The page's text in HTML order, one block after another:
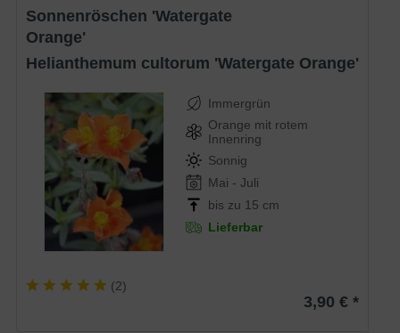
Sonnenröschen 'Watergate
Orange'
Helianthemum cultorum 'Watergate Orange'
Immergrün
Orange mit rotem
Innenring
Sonnig
Mai - Juli
bis zu 15 cm
Lieferbar
(2)
3,90 € *